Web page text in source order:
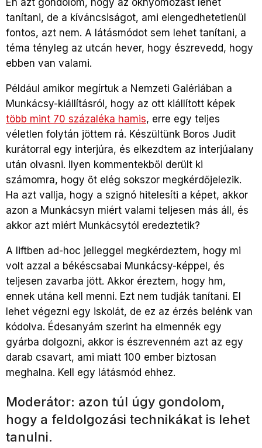
Én azt gondolom, hogy az oknyomozást lehet
tanítani, de a kíváncsiságot, ami elengedhetetlenül
fontos, azt nem. A látásmódot sem lehet tanítani, a
téma tényleg az utcán hever, hogy észrevedd, hogy
ebben van valami.
Például amikor megírtuk a Nemzeti Galériában a
Munkácsy-kiállításról, hogy az ott kiállított képek
több mint 70 százaléka hamis, erre egy teljes
véletlen folytán jöttem rá. Készültünk Boros Judit
kurátorral egy interjúra, és elkezdtem az interjúalany
után olvasni. Ilyen kommentekből derült ki
számomra, hogy őt elég sokszor megkérdőjelezik.
Ha azt vallja, hogy a szignó hitelesíti a képet, akkor
azon a Munkácsyn miért valami teljesen más áll, és
akkor azt miért Munkácsytól eredeztetik?
A liftben ad-hoc jelleggel megkérdeztem, hogy mi
volt azzal a békéscsabai Munkácsy-képpel, és
teljesen zavarba jött. Akkor éreztem, hogy hm,
ennek utána kell menni. Ezt nem tudják tanítani. El
lehet végezni egy iskolát, de ez az érzés belénk van
kódolva. Édesanyám szerint ha elmennék egy
gyárba dolgozni, akkor is észrevenném azt az egy
darab csavart, ami miatt 100 ember biztosan
meghalna. Kell egy látásmód ehhez.
Moderátor: azon túl úgy gondolom,
hogy a feldolgozási technikákat is lehet
tanulni.